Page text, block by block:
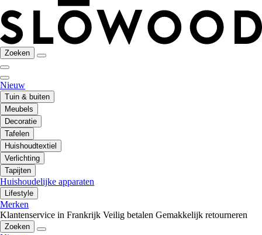
Zoeken
Nieuw
Tuin & buiten
Meubels
Decoratie
Tafelen
Huishoudtextiel
Verlichting
Tapijten
Huishoudelijke apparaten
Lifestyle
Merken
Klantenservice in Frankrijk Veilig betalen Gemakkelijk retourneren
Zoeken